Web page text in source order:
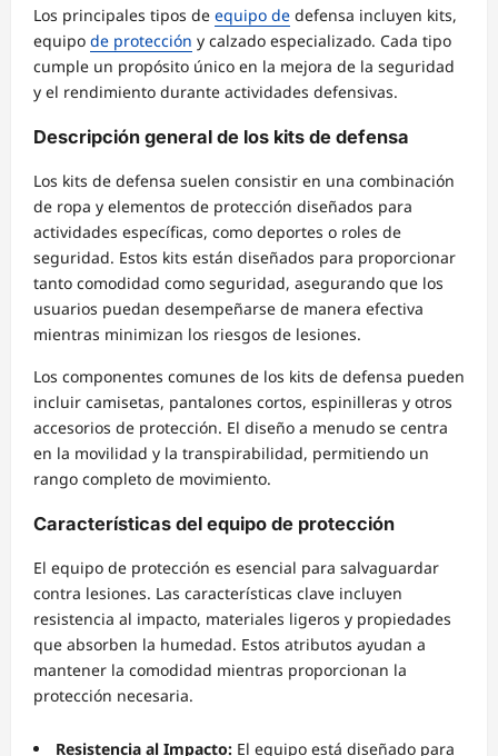
Los principales tipos de equipo de defensa incluyen kits,
equipo de protección y calzado especializado. Cada tipo
cumple un propósito único en la mejora de la seguridad
y el rendimiento durante actividades defensivas.
Descripción general de los kits de defensa
Los kits de defensa suelen consistir en una combinación
de ropa y elementos de protección diseñados para
actividades específicas, como deportes o roles de
seguridad. Estos kits están diseñados para proporcionar
tanto comodidad como seguridad, asegurando que los
usuarios puedan desempeñarse de manera efectiva
mientras minimizan los riesgos de lesiones.
Los componentes comunes de los kits de defensa pueden
incluir camisetas, pantalones cortos, espinilleras y otros
accesorios de protección. El diseño a menudo se centra
en la movilidad y la transpirabilidad, permitiendo un
rango completo de movimiento.
Características del equipo de protección
El equipo de protección es esencial para salvaguardar
contra lesiones. Las características clave incluyen
resistencia al impacto, materiales ligeros y propiedades
que absorben la humedad. Estos atributos ayudan a
mantener la comodidad mientras proporcionan la
protección necesaria.
Resistencia al Impacto: El equipo está diseñado para